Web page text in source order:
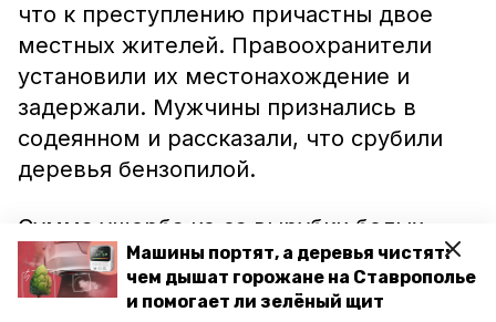
Машины портят, а деревья чистят:
чем дышат горожане на Ставрополье
и помогает ли зелёный щит
что к преступлению причастны двое
местных жителей. Правоохранители
установили их местонахождение и
задержали. Мужчины признались в
содеянном и рассказали, что срубили
деревья бензопилой.
Сумма ущерба из-за вырубки белых
акций составила около 150 тысяч
рублей. Против жителей Труновского